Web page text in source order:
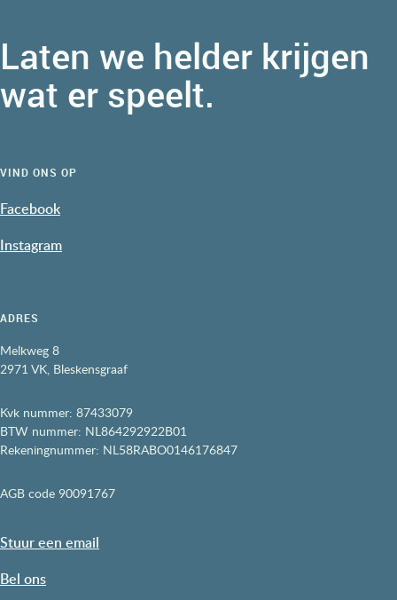
Laten we helder krijgen
wat er speelt.
VIND ONS OP
Facebook
Instagram
ADRES
Melkweg 8
2971 VK, Bleskensgraaf
Kvk nummer: 87433079
BTW nummer: NL864292922B01
Rekeningnummer: NL58RABO0146176847
AGB code 90091767
Stuur een email
Bel ons